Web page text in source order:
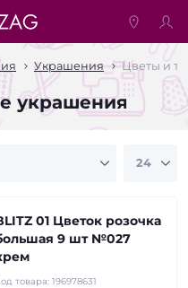
Украшения Цветы и
украшения
01 Цветок розочка
9 шт №027
товара: 196978631